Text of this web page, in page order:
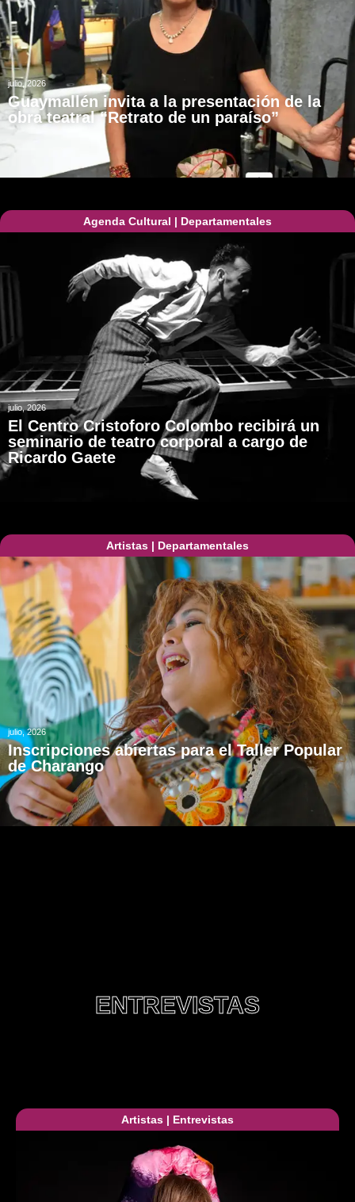
julio, 2026
Guaymallén invita a la presentación de la
obra teatral “Retrato de un paraíso”
Agenda Cultural | Departamentales
julio, 2026
El Centro Cristoforo Colombo recibirá un
seminario de teatro corporal a cargo de
Ricardo Gaete
Artistas | Departamentales
julio, 2026
Inscripciones abiertas para el Taller Popular
de Charango
ENTREVISTAS
Artistas | Entrevistas